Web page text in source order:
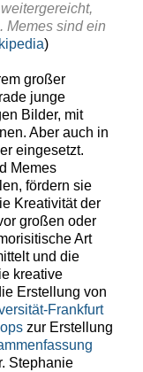
Memes sind ein
)
großer
junge
Bilder, mit
Aber auch in
eingesetzt.
Memes
fördern sie
Kreativität der
großen oder
Art
und die
kreative
Erstellung von
Frankfurt
zur Erstellung
Stephanie